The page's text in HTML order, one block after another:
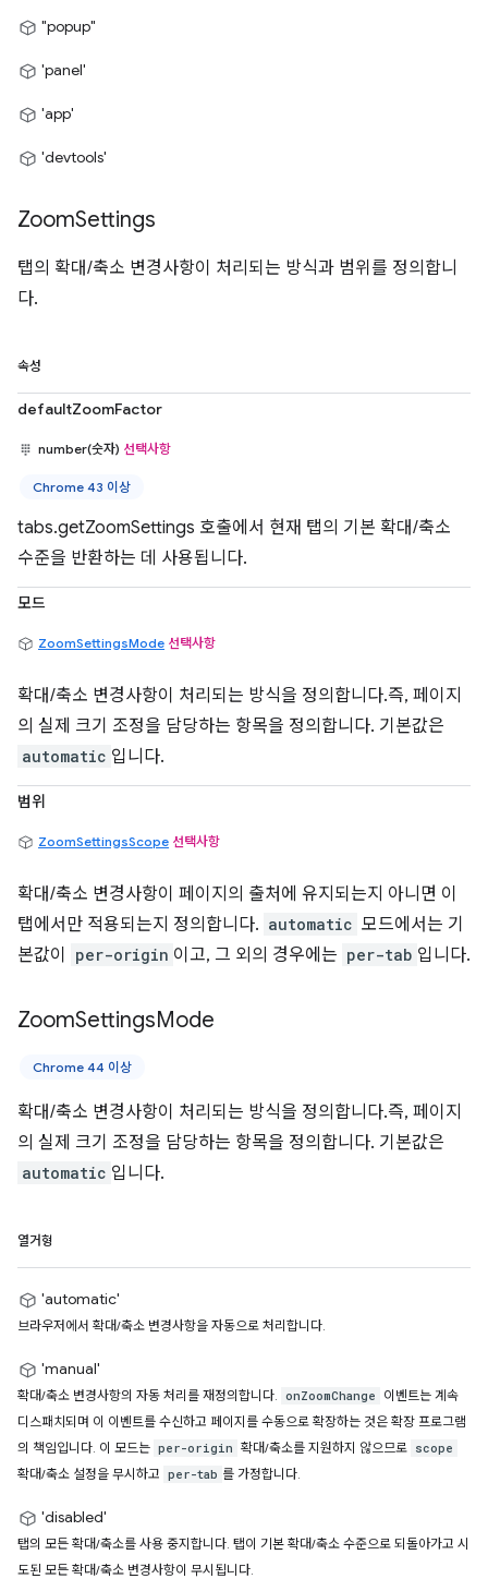
"popup"
'panel'
'app'
'devtools'
ZoomSettings
탭의 확대/축소 변경사항이 처리되는 방식과 범위를 정의합니
다.
속성
defaultZoomFactor
number(숫자) 선택사항
Chrome 43 이상
tabs.getZoomSettings 호출에서 현재 탭의 기본 확대/축소
수준을 반환하는 데 사용됩니다.
모드
ZoomSettingsMode 선택사항
확대/축소 변경사항이 처리되는 방식을 정의합니다.즉, 페이지
의 실제 크기 조정을 담당하는 항목을 정의합니다. 기본값은
automatic 입니다.
범위
ZoomSettingsScope 선택사항
확대/축소 변경사항이 페이지의 출처에 유지되는지 아니면 이
탭에서만 적용되는지 정의합니다. automatic 모드에서는 기
본값이
per-origin 이고, 그 외의 경우에는 per-tab 입니다.
ZoomSettingsMode
Chrome 44 이상
확대/축소 변경사항이 처리되는 방식을 정의합니다.즉, 페이지
의 실제 크기 조정을 담당하는 항목을 정의합니다. 기본값은
automatic 입니다.
열거형
'automatic'
브라우저에서 확대/축소 변경사항을 자동으로 처리합니다.
'manual'
확대/축소 변경사항의 자동 처리를 재정의합니다. onZoomChange
이벤트는 계속
디스패치되며 이 이벤트를 수신하고 페이지를 수동으로 확장하는 것은 확장 프로그램
의 책임입니다. 이 모드는 per-origin 확대/축소를 지원하지 않으므로 scope
확대/축소 설정을 무시하고 per-tab 를 가정합니다.
'disabled'
탭의 모든 확대/축소를 사용 중지합니다. 탭이 기본 확대/축소 수준으로 되돌아가고 시
도된 모든 확대/축소 변경사항이 무시됩니다.